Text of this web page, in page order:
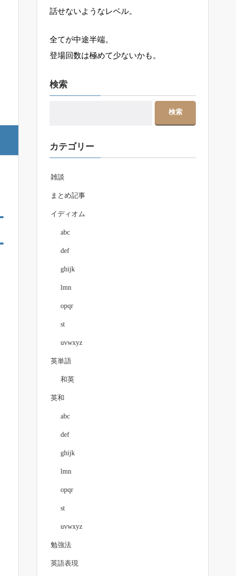
話せないようなレベル。
全てが中途半端。
登場回数は極めて少ないかも。
検索
カテゴリー
雑談
まとめ記事
イディオム
abc
def
ghijk
lmn
opqr
st
uvwxyz
英単語
和英
英和
abc
def
ghijk
lmn
opqr
st
uvwxyz
勉強法
英語表現